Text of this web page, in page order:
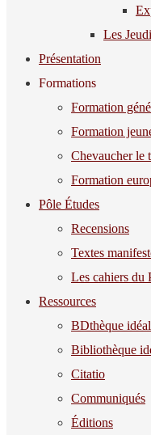
Les
Présentation
Formations
Formation
Formation
Chevaucher le
Formation
Pôle Études
Recensions
Textes
Les cahiers du
Ressources
BDthèque
Bibliothèque
Citatio
Communiqués
Éditions